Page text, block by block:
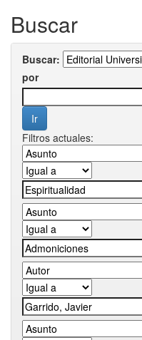
Buscar
Buscar:
por
Filtros actuales: